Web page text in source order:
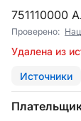
Проверено:
Удалена из
Источники